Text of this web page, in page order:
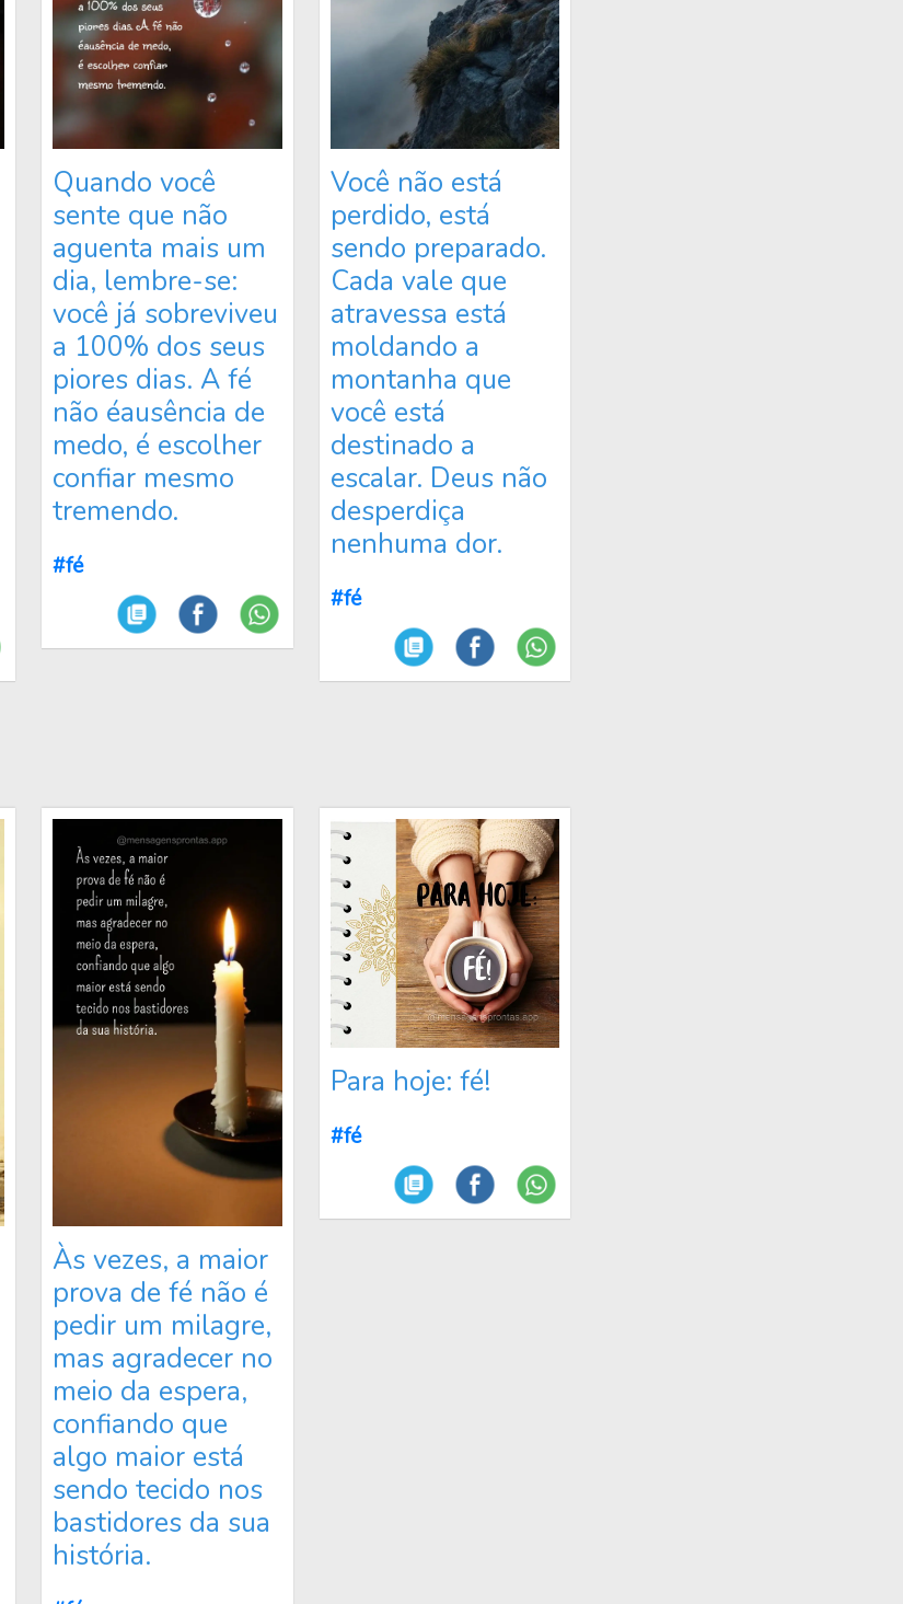
Quando você
sente que não
aguenta mais um
dia, lembre-se:
você já sobreviveu
a 100% dos seus
piores dias. A fé
não éausência de
medo, é escolher
confiar mesmo
tremendo.
#fé
Você não está
perdido, está
sendo preparado.
Cada vale que
atravessa está
moldando a
montanha que
você está
destinado a
escalar. Deus não
desperdiça
nenhuma dor.
#fé
Às vezes, a maior
prova de fé não é
pedir um milagre,
mas agradecer no
meio da espera,
confiando que
algo maior está
sendo tecido nos
bastidores da sua
história.
Para hoje: fé!
#fé